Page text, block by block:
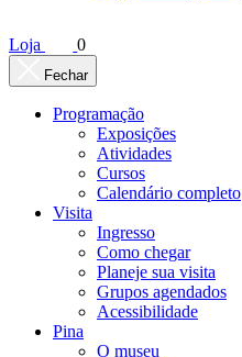
Loja 0
Fechar
Programação
Exposições
Atividades
Cursos
Calendário completo
Visita
Ingresso
Como chegar
Planeje sua visita
Grupos agendados
Acessibilidade
Pina
O museu